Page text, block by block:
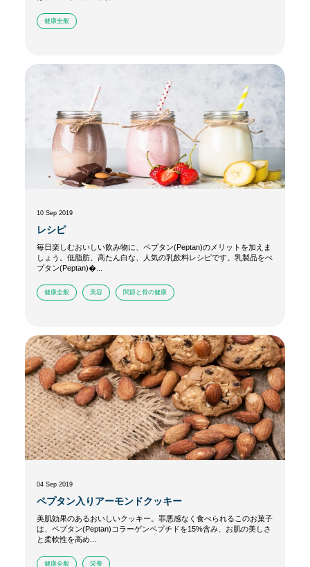
健康全般
10 Sep 2019
レシピ
毎日楽しむおいしい飲み物に、ペプタン(Peptan)のメリットを加えま
しょう。低脂肪、高たん白な、人気の乳飲料レシピです。乳製品をぺ
プタン(Peptan)�...
健康全般 美容 関節と骨の健康
04 Sep 2019
ペプタン入りアーモンドクッキー
美肌効果のあるおいしいクッキー。罪悪感なく食べられるこのお菓子
は、ペプタン(Peptan)コラーゲンペプチドを15%含み、お肌の美しさ
と柔軟性を高め...
健康全般 栄養